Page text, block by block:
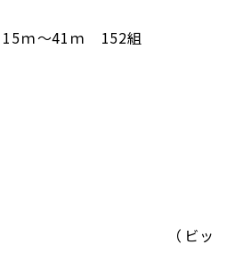
ｍ～41ｍ 152組
（ビッ